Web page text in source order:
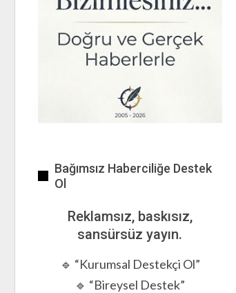
Bağımsız Haberciliğe Destek
Ol
Reklamsız, baskısız,
sansürsüz yayın.
🔹 “Kurumsal Destekçi Ol”
🔹 “Bireysel Destek”